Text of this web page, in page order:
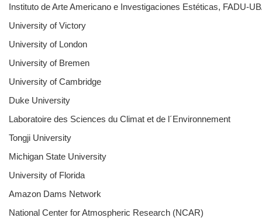
Instituto de Arte Americano e Investigaciones Estéticas, FADU-
University of Victory
University of London
University of Bremen
University of Cambridge
Duke University
Laboratoire des Sciences du Climat et de l´Environnement
Tongji University
Michigan State University
University of Florida
Amazon Dams Network
National Center for Atmospheric Research (NCAR)